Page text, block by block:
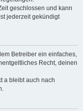
geschlossen und kann
jederzeit gekündigt
Betreiber ein einfaches,
Recht, deinen
a bleibt auch nach